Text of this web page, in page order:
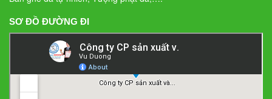
SƠ ĐỒ ĐƯỜNG ĐI